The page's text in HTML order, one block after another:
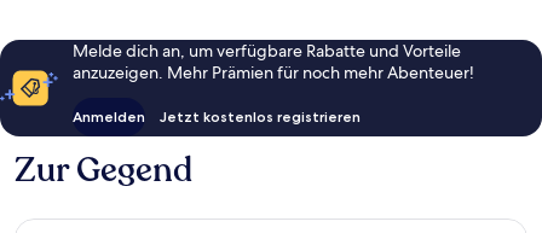
Melde dich an, um verfügbare Rabatte und Vorteile
anzuzeigen. Mehr Prämien für noch mehr Abenteuer!
Anmelden Jetzt kostenlos registrieren
Zur Gegend